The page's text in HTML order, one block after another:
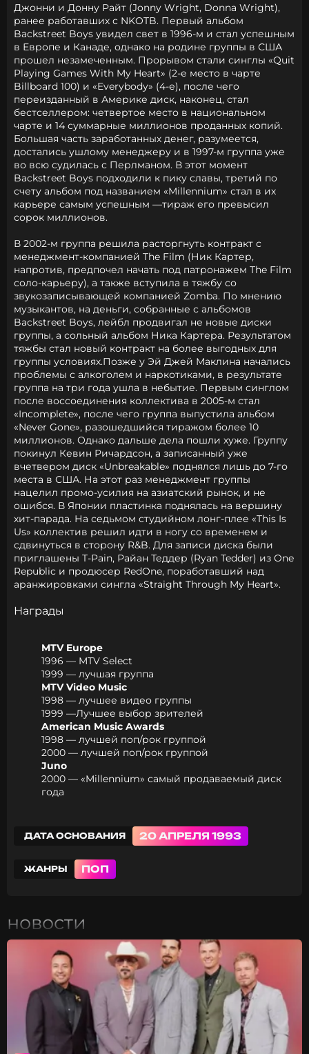
Джонни и Донну Райт (Jonny Wright, Donna Wright),
ранее работавших с NKOTB. Первый альбом
Backstreet Boys увидел свет в 1996-м и стал успешным
в Европе и Канаде, однако на родине группы в США
прошел незамеченным. Прорывом стали синглы «Quit
Playing Games With My Heart» (2-е место в чарте
Billboard 100) и «Everybody» (4-е), после чего
переизданный в Америке диск, наконец, стал
бестселлером: четвертое место в национальном
чарте и 14 суммарные миллионов проданных копий.
Большая часть заработанных денег, разумеется,
достались ушлому менеджеру и в 1997-м группа уже
во всю судилась с Перлманом. В этот момент
Backstreet Boys подходили к пику славы, третий по
счету альбом под названием «Millennium» стал в их
карьере самым успешным —тираж его превысил
сорок миллионов.
В 2002-м группа решила расторгнуть контракт с
менеджмент-компанией The Film (Ник Картер,
напротив, предпочел начать под патронажем The Film
соло-карьеру), а также вступила в тяжбу со
звукозаписывающей компанией Zomba. По мнению
музыкантов, на деньги, собранные с альбомов
Backstreet Boys, лейбл продвигал не новые диски
группы, а сольный альбом Ника Картера. Результатом
тяжбы стал новый контракт на более выгодных для
группы условиях.Позже у Эй Джей Маклина начались
проблемы с алкоголем и наркотиками, в результате
группа на три года ушла в небытие. Первым синглом
после воссоединения коллектива в 2005-м стал
«Incomplete», после чего группа выпустила альбом
«Never Gone», разошедшийся тиражом более 10
миллионов. Однако дальше дела пошли хуже. Группу
покинул Кевин Ричардсон, а записанный уже
вчетвером диск «Unbreakable» поднялся лишь до 7-го
места в США. На этот раз менеджмент группы
нацелил промо-усилия на азиатский рынок, и не
ошибся. В Японии пластинка поднялась на вершину
хит-парада. На седьмом студийном лонг-плее «This Is
Us» коллектив решил идти в ногу со временем и
сдвинуться в сторону R&B. Для записи диска были
приглашены T-Pain, Райан Теддер (Ryan Tedder) из One
Republic и продюсер RedOne, поработавший над
аранжировками сингла «Straight Through My Heart».
Награды
MTV Europe
1996 — MTV Select
1999 — лучшая группа
MTV Video Music
1998 — лучшее видео группы
1999 —Лучшее выбор зрителей
American Music Awards
1998 — лучшей поп/рок группой
2000 — лучшей поп/рок группой
Juno
2000 — «Millennium» самый продаваемый диск
года
ДАТА ОСНОВАНИЯ 20 АПРЕЛЯ 1993
ЖАНРЫ ПОП
новости